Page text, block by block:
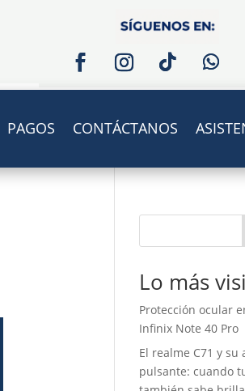
PAGOS CONTÁCTANOS
Lo más
Protección ocular
Infinix Note 40 Pro
El realme C71 y su
pulsante: cuando